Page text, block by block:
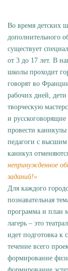
Во время детских
дополнительного
существует
от 3 до 17 лет. В
школы проходит
говорят во
рабочих дней,
творческую
и
провести
педагоги с
каникул
непринужденное
заданий!»
Для каждого
познавательная
программа и план
лагерь – это
идет подготовка к
течение всего
формирование